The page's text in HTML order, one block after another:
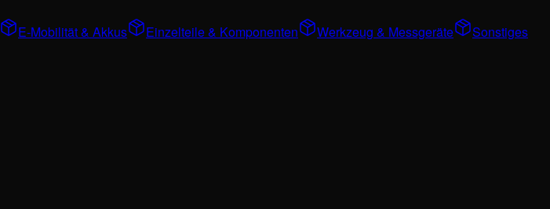
E-Mobilität & Akkus Einzelteile & Komponenten Werkzeug & Messgeräte
Sonstiges